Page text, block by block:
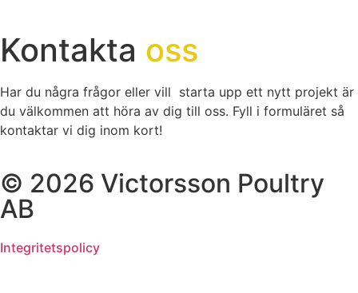
Kontakta oss
Har du några frågor eller vill starta upp ett nytt projekt är
du välkommen att höra av dig till oss. Fyll i formuläret så
kontaktar vi dig inom kort!
© 2026 Victorsson Poultry
AB
Integritetspolicy